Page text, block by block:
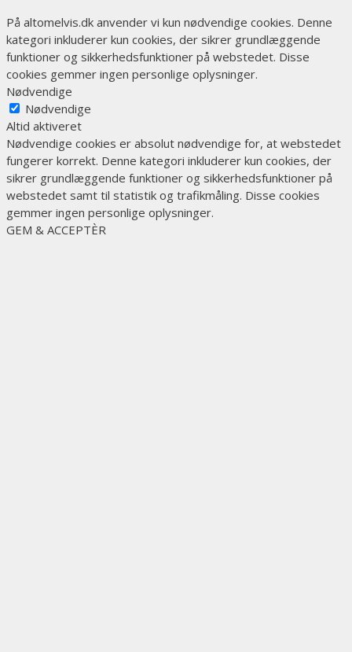
På altomelvis.dk anvender vi kun nødvendige cookies. Denne
kategori inkluderer kun cookies, der sikrer grundlæggende
funktioner og sikkerhedsfunktioner på webstedet. Disse
cookies gemmer ingen personlige oplysninger.
Nødvendige
Nødvendige
Altid aktiveret
Nødvendige cookies er absolut nødvendige for, at webstedet
fungerer korrekt. Denne kategori inkluderer kun cookies, der
sikrer grundlæggende funktioner og sikkerhedsfunktioner på
webstedet samt til statistik og trafikmåling. Disse cookies
gemmer ingen personlige oplysninger.
GEM & ACCEPTÈR